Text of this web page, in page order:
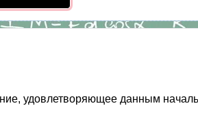
удовлетворяющее данным